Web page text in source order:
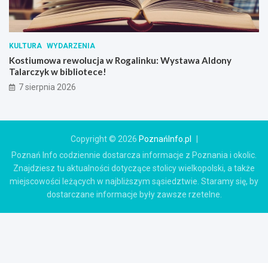
KULTURA WYDARZENIA
Kostiumowa rewolucja w Rogalinku: Wystawa Aldony
Talarczyk w bibliotece!
7 sierpnia 2026
Copyright © 2026 PoznańInfo.pl
Poznań Info codziennie dostarcza informacje z Poznania i okolic.
Znajdziesz tu aktualności dotyczące stolicy wielkopolski, a także
miejscowości leżących w najbliższym sąsiedztwie. Staramy się, by
dostarczane informacje były zawsze rzetelne.